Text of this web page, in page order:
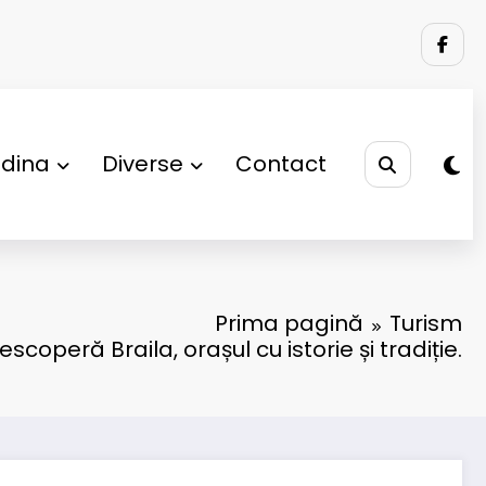
Diverse Contact
Prima pagină
Turism
Braila, orașul cu istorie și tradiție.